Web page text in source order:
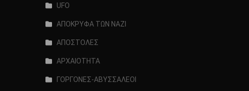
UFO
ΑΠΟΚΡΥΦΑ ΤΩΝ ΝΑΖΙ
ΑΠΟΣΤΟΛΕΣ
ΑΡΧΑΙΟΤΗΤΑ
ΓΟΡΓΟΝΕΣ-ΑΒΥΣΣΑΛΕΟΙ